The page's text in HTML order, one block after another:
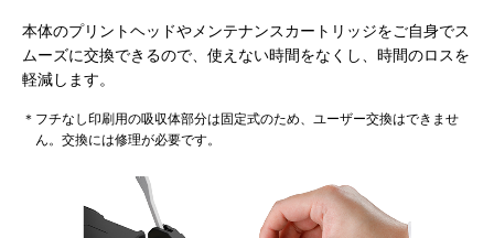
本体のプリントヘッドやメンテナンスカートリッジをご自身でス
ムーズに交換できるので、使えない時間をなくし、時間のロスを
軽減します。
＊フチなし印刷用の吸収体部分は固定式のため、ユーザー交換はできませ
ん。交換には修理が必要です。